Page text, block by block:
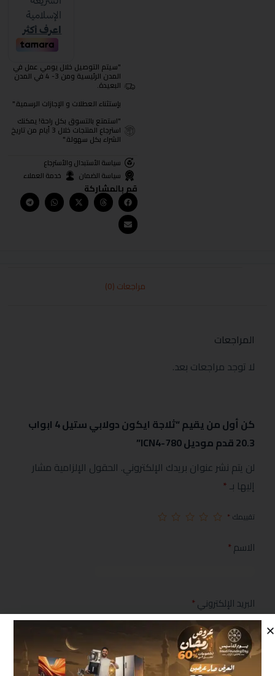
"سيتم التوصيل خلال يومي عمل في
المدن الرئيسية ومن 3- 4 في المدن
البعيدة.
بإستثناء العطلات و الإجازات الرسمية."
"استمتع بالتسوق بكل راحة! يمكنك
استرجاع المنتجات خلال 3 أيام من تاريخ
الشراء بكل سهولة."
سياسة الأستبدال والأسترجاع
سياسة الضمان
خدمة العملاء
قم بالمشاركة
مراجعات (0)
المراجعات
لا توجد مراجعات بعد.
كن أول من يقيم “ثلاجة ايكون دولابي ستيل 4 ابواب
20.3 قدم موديل ICN4-780”
لن يتم نشر عنوان بريدك الإلكتروني. الحقول الإلزامية مشار
إليها بـ*
تقييمك *
الاسم*
البريد الإلكتروني*
مراجعتك*